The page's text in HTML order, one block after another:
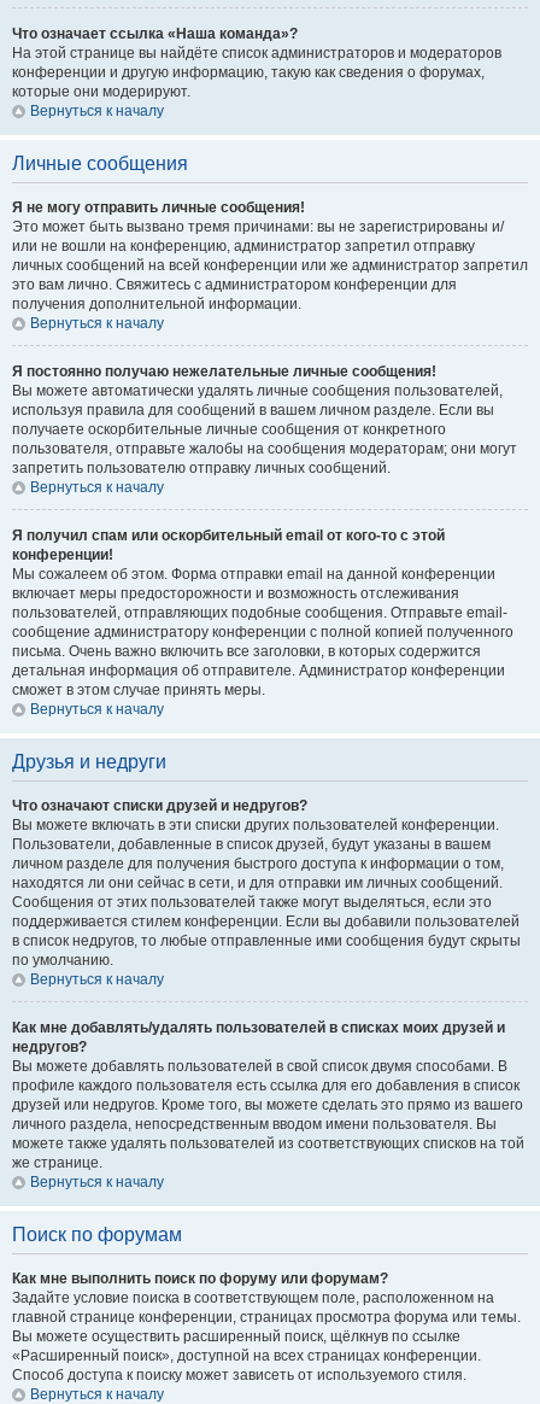
Что означает ссылка «Наша команда»?
На этой странице вы найдёте список администраторов и модераторов
конференции и другую информацию, такую как сведения о форумах,
которые они модерируют.
Вернуться к началу
Личные сообщения
Я не могу отправить личные сообщения!
Это может быть вызвано тремя причинами: вы не зарегистрированы и/
или не вошли на конференцию, администратор запретил отправку
личных сообщений на всей конференции или же администратор запретил
это вам лично. Свяжитесь с администратором конференции для
получения дополнительной информации.
Вернуться к началу
Я постоянно получаю нежелательные личные сообщения!
Вы можете автоматически удалять личные сообщения пользователей,
используя правила для сообщений в вашем личном разделе. Если вы
получаете оскорбительные личные сообщения от конкретного
пользователя, отправьте жалобы на сообщения модераторам; они могут
запретить пользователю отправку личных сообщений.
Вернуться к началу
Я получил спам или оскорбительный email от кого-то с этой
конференции!
Мы сожалеем об этом. Форма отправки email на данной конференции
включает меры предосторожности и возможность отслеживания
пользователей, отправляющих подобные сообщения. Отправьте email-
сообщение администратору конференции с полной копией полученного
письма. Очень важно включить все заголовки, в которых содержится
детальная информация об отправителе. Администратор конференции
сможет в этом случае принять меры.
Вернуться к началу
Друзья и недруги
Что означают списки друзей и недругов?
Вы можете включать в эти списки других пользователей конференции.
Пользователи, добавленные в список друзей, будут указаны в вашем
личном разделе для получения быстрого доступа к информации о том,
находятся ли они сейчас в сети, и для отправки им личных сообщений.
Сообщения от этих пользователей также могут выделяться, если это
поддерживается стилем конференции. Если вы добавили пользователей
в список недругов, то любые отправленные ими сообщения будут скрыты
по умолчанию.
Вернуться к началу
Как мне добавлять/удалять пользователей в списках моих друзей и
недругов?
Вы можете добавлять пользователей в свой список двумя способами. В
профиле каждого пользователя есть ссылка для его добавления в список
друзей или недругов. Кроме того, вы можете сделать это прямо из вашего
личного раздела, непосредственным вводом имени пользователя. Вы
можете также удалять пользователей из соответствующих списков на той
же странице.
Вернуться к началу
Поиск по форумам
Как мне выполнить поиск по форуму или форумам?
Задайте условие поиска в соответствующем поле, расположенном на
главной странице конференции, страницах просмотра форума или темы.
Вы можете осуществить расширенный поиск, щёлкнув по ссылке
«Расширенный поиск», доступной на всех страницах конференции.
Способ доступа к поиску может зависеть от используемого стиля.
Вернуться к началу